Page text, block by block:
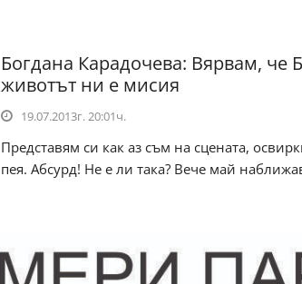
Богдана Карадочева: Вярвам, че
животът ни е мисия
19.07.2013г. 20:01ч.
Представям си как аз съм на сцената,
пея. Абсурд! Не е ли така? Вече май